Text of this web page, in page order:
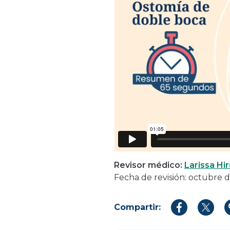
Revisor médico: Larissa
Fecha de revisión: octubre
Compartir:
Compartir